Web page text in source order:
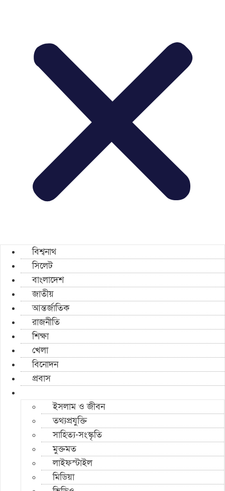
বিশ্বনাথ
সিলেট
বাংলাদেশ
জাতীয়
আন্তর্জাতিক
রাজনীতি
শিক্ষা
খেলা
বিনোদন
প্রবাস
ইসলাম ও জীবন
তথ্যপ্রযুক্তি
সাহিত্য-সংস্কৃতি
মুক্তমত
লাইফস্টাইল
মিডিয়া